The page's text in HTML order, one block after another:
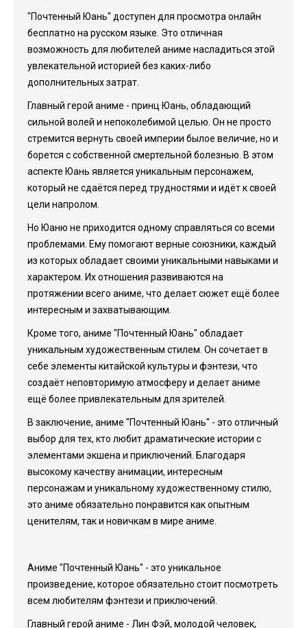
"Почтенный Юань" доступен для просмотра онлайн
бесплатно на русском языке. Это отличная
возможность для любителей аниме насладиться этой
увлекательной историей без каких-либо
дополнительных затрат.
Главный герой аниме - принц Юань, обладающий
сильной волей и непоколебимой целью. Он не просто
стремится вернуть своей империи былое величие, но и
борется с собственной смертельной болезнью. В этом
аспекте Юань является уникальным персонажем,
который не сдаётся перед трудностями и идёт к своей
цели напролом.
Но Юаню не приходится одному справляться со всеми
проблемами. Ему помогают верные союзники, каждый
из которых обладает своими уникальными навыками и
характером. Их отношения развиваются на
протяжении всего аниме, что делает сюжет ещё более
интересным и захватывающим.
Кроме того, аниме "Почтенный Юань" обладает
уникальным художественным стилем. Он сочетает в
себе элементы китайской культуры и фэнтези, что
создаёт неповторимую атмосферу и делает аниме
ещё более привлекательным для зрителей.
В заключение, аниме "Почтенный Юань" - это отличный
выбор для тех, кто любит драматические истории с
элементами экшена и приключений. Благодаря
высокому качеству анимации, интересным
персонажам и уникальному художественному стилю,
это аниме обязательно понравится как опытным
ценителям, так и новичкам в мире аниме.
Аниме "Почтенный Юань" - это уникальное
произведение, которое обязательно стоит посмотреть
всем любителям фэнтези и приключений.
Главный герой аниме - Лин Фэй, молодой человек,